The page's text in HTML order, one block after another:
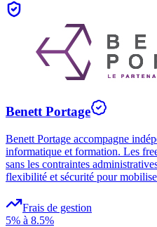
Benett Portage
Benett Portage accompagne
informatique et formation. Les
sans les contraintes
flexibilité et sécurité pour
Frais de gestion
5% à 8.5%